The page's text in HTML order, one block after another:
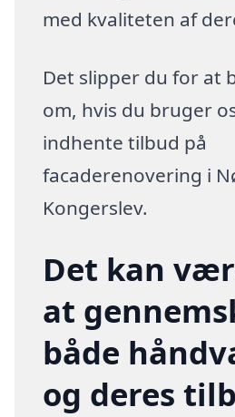
med kvaliteten af
Det slipper du for at
om, hvis du bruger
indhente tilbud på
facaderenovering i
Kongerslev.
Det kan
at
både
og deres